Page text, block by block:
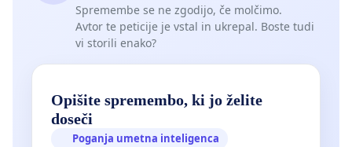
Spremembe se ne zgodijo, če molčimo.
Avtor te peticije je vstal in ukrepal. Boste tudi
vi storili enako?
Opišite spremembo, ki jo želite
doseči
Poganja umetna inteligenca